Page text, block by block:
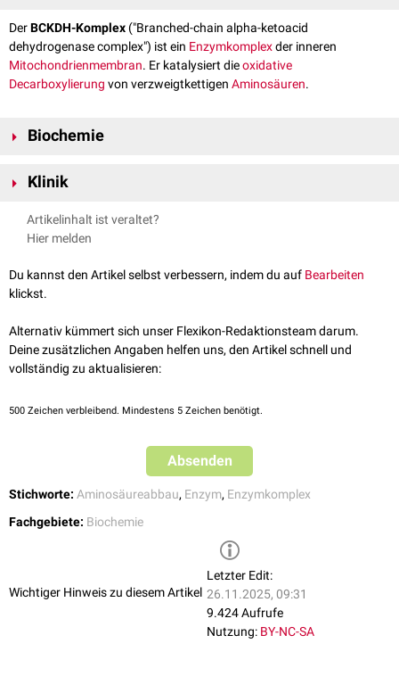
DerBCKDH-Komplex ("Branched-chain alpha-ketoacid
dehydrogenase complex") ist ein Enzymkomplexder inneren
Mitochondrienmembran. Er katalysiert dieoxidative
Decarboxylierung von verzweigtkettigen Aminosäuren.
Biochemie
der Verstoffwechselung von
Thiaminpyrophosphat(TPP),
Flavin-Adenin-Dinukleotid
Coenzym A(CoA) und
Alpha-Liponsäure
Klinik
Artikelinhalt ist veraltet?
Hier melden
Du kannst den Artikel selbst verbessern, indem du auf Bearbeiten
klickst.
Alternativ kümmert sich unser Flexikon-Redaktionsteam darum.
Deine zusätzlichen Angaben helfen uns, den Artikel schnell und
vollständig zu aktualisieren:
500 Zeichen verbleibend. Mindestens 5 Zeichen benötigt.
Absenden
Stichworte: Aminosäureabbau, Enzym, Enzymkomplex
Fachgebiete: Biochemie
Wichtiger Hinweis zu diesem Artikel
Letzter Edit:
26.11.2025, 09:31
9.424 Aufrufe
Nutzung: BY-NC-SA